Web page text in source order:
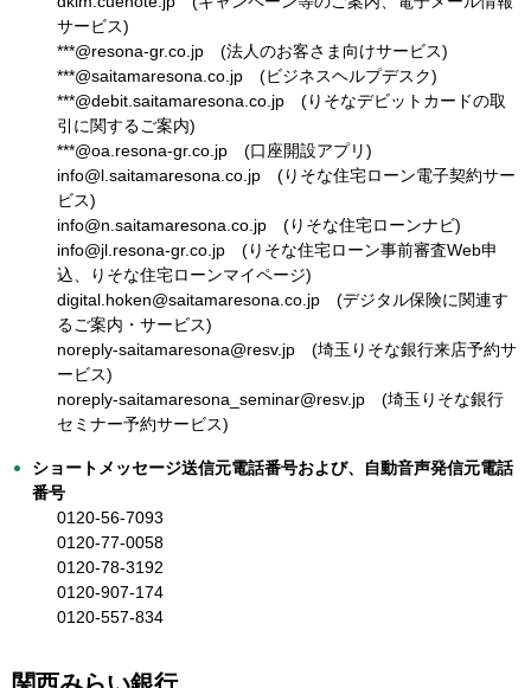
サービス)
***@resona-gr.co.jp (法人のお客さま向けサービス)
***@saitamaresona.co.jp (ビジネスヘルプデスク)
***@debit.saitamaresona.co.jp (りそなデビットカードの取
引に関するご案内)
***@oa.resona-gr.co.jp (口座開設アプリ)
info@l.saitamaresona.co.jp (りそな住宅ローン電子契約サー
ビス)
info@n.saitamaresona.co.jp (りそな住宅ローンナビ)
info@jl.resona-gr.co.jp (りそな住宅ローン事前審査Web申
込、りそな住宅ローンマイページ)
digital.hoken@saitamaresona.co.jp (デジタル保険に関連す
るご案内・サービス)
noreply-saitamaresona@resv.jp (埼玉りそな銀行来店予約サ
ービス)
noreply-saitamaresona_seminar@resv.jp (埼玉りそな銀行
セミナー予約サービス)
ショートメッセージ送信元電話番号および、自動音声発信元電話
番号
0120-56-7093
0120-77-0058
0120-78-3192
0120-907-174
0120-557-834